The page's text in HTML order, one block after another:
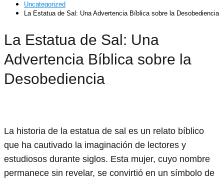
Uncategorized
La Estatua de Sal: Una Advertencia Bíblica sobre la Desobediencia
La Estatua de Sal: Una
Advertencia Bíblica sobre la
Desobediencia
La historia de la estatua de sal es un relato bíblico
que ha cautivado la imaginación de lectores y
estudiosos durante siglos. Esta mujer, cuyo nombre
permanece sin revelar, se convirtió en un símbolo de